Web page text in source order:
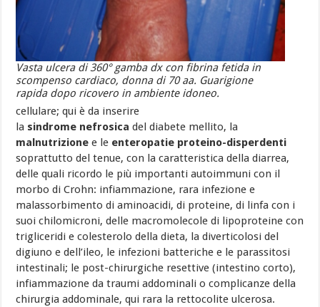
Vasta ulcera di 360° gamba dx con fibrina fetida in
scompenso cardiaco, donna di 70 aa. Guarigione
rapida dopo ricovero in ambiente idoneo.
cellulare; qui è da inserire
la sindrome nefrosica del diabete mellito, la
malnutrizione e le enteropatie proteino-disperdenti
soprattutto del tenue, con la caratteristica della diarrea,
delle quali ricordo le più importanti autoimmuni con il
morbo di Crohn: infiammazione, rara infezione e
malassorbimento di aminoacidi, di proteine, di linfa con i
suoi chilomicroni, delle macromolecole di lipoproteine con
trigliceridi e colesterolo della dieta, la diverticolosi del
digiuno e dell’ileo, le infezioni batteriche e le parassitosi
intestinali; le post-chirurgiche resettive (intestino corto),
infiammazione da traumi addominali o complicanze della
chirurgia addominale, qui rara la rettocolite ulcerosa.